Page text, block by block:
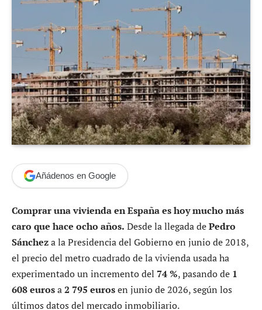
Añádenos en Google
Comprar una vivienda en España es hoy mucho más
caro que hace ocho años. Desde la llegada dePedro
Sáncheza la Presidencia del Gobierno en junio de 2018,
el precio del metro cuadrado de la vivienda usada ha
experimentado un incremento del 74 %, pasando de 1
608 eurosa2 795 eurosen junio de 2026, según los
últimos datos del mercado inmobiliario.